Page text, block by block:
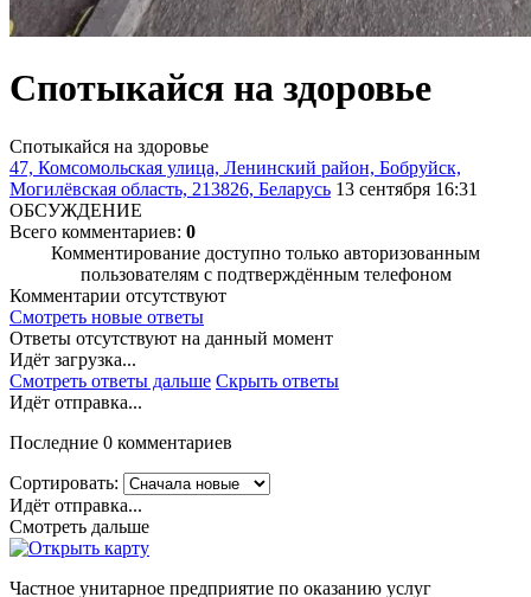
Спотыкайся на здоровье
Спотыкайся на здоровье
47, Комсомольская улица, Ленинский район, Бобруйск,
Могилёвская область, 213826, Беларусь 13 сентября 16:31
ОБСУЖДЕНИЕ
Всего комментариев: 0
Комментирование доступно только авторизованным
пользователям с подтверждённым телефоном
Комментарии отсутствуют
Смотреть новые ответы
Ответы отсутствуют на данный момент
Идёт загрузка...
Смотреть ответы дальше Скрыть ответы
Идёт отправка...
Последние 0 комментариев
Сортировать:
Идёт отправка...
Смотреть дальше
Частное унитарное предприятие по оказанию услуг